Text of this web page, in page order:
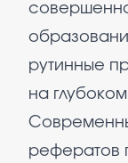
рутинные
на
рефератов